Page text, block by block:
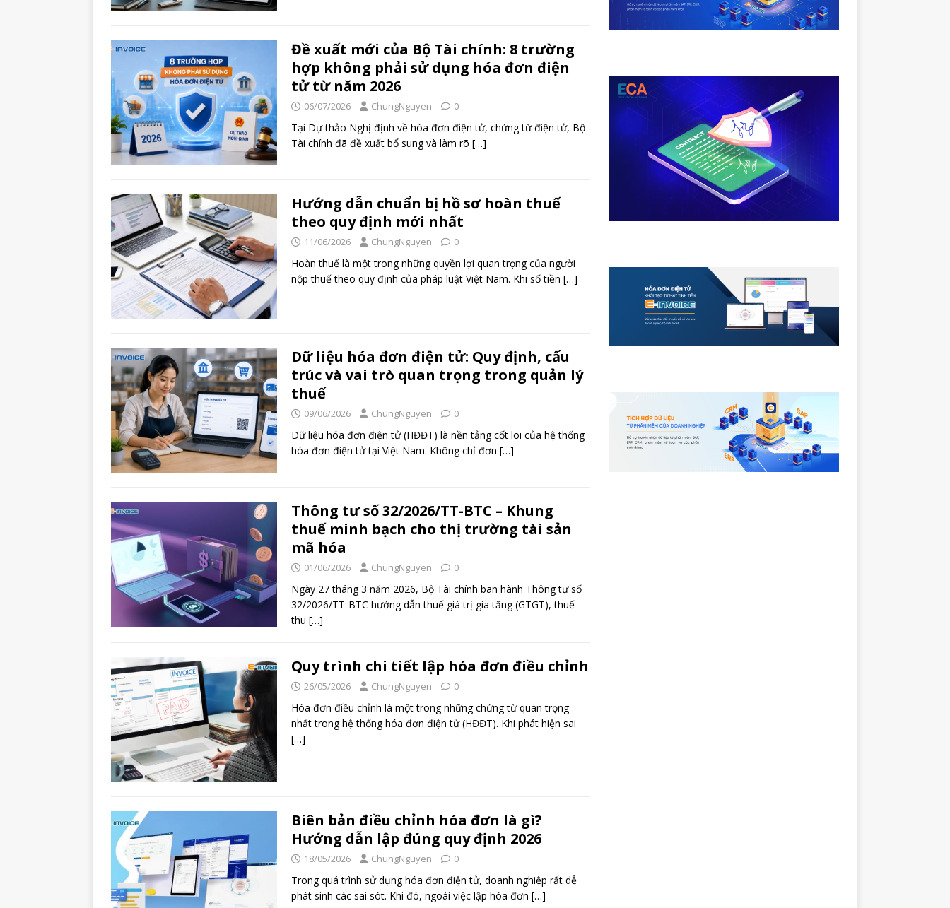
Đề xuất mới của Bộ Tài chính: 8 trường
hợp không phải sử dụng hóa đơn điện
tử từ năm 2026
06/07/2026 ChungNguyen 0
Tại Dự thảo Nghị định về hóa đơn điện tử, chứng từ điện tử, Bộ
Tài chính đã đề xuất bổ sung và làm rõ […]
Hướng dẫn chuẩn bị hồ sơ hoàn thuế
theo quy định mới nhất
11/06/2026 ChungNguyen 0
Hoàn thuế là một trong những quyền lợi quan trọng của người
nộp thuế theo quy định của pháp luật Việt Nam. Khi số tiền […]
Dữ liệu hóa đơn điện tử: Quy định, cấu
trúc và vai trò quan trọng trong quản lý
thuế
09/06/2026 ChungNguyen 0
Dữ liệu hóa đơn điện tử (HĐĐT) là nền tảng cốt lõi của hệ thống
hóa đơn điện tử tại Việt Nam. Không chỉ đơn […]
Thông tư số 32/2026/TT-BTC – Khung
thuế minh bạch cho thị trường tài sản
mã hóa
01/06/2026 ChungNguyen 0
Ngày 27 tháng 3 năm 2026, Bộ Tài chính ban hành Thông tư số
32/2026/TT-BTC hướng dẫn thuế giá trị gia tăng (GTGT), thuế
thu […]
Quy trình chi tiết lập hóa đơn điều chỉnh
26/05/2026 ChungNguyen 0
Hóa đơn điều chỉnh là một trong những chứng từ quan trọng
nhất trong hệ thống hóa đơn điện tử (HĐĐT). Khi phát hiện sai
[…]
Biên bản điều chỉnh hóa đơn là gì?
Hướng dẫn lập đúng quy định 2026
18/05/2026 ChungNguyen 0
Trong quá trình sử dụng hóa đơn điện tử, doanh nghiệp rất dễ
phát sinh các sai sót. Khi đó, ngoài việc lập hóa đơn […]